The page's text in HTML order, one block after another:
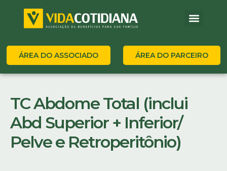
ÁREA DO ASSOCIADO ÁREA DO PARCEIRO
TC Abdome Total (inclui
Abd Superior + Inferior/
Pelve e Retroperitônio)